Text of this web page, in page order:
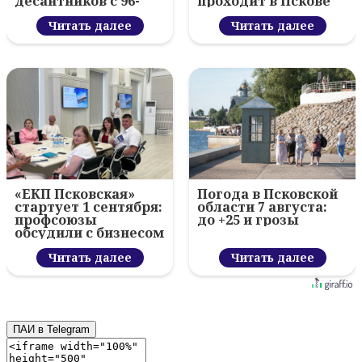
летием ВДВ и
вручил награды
Читать далее Читать далее
«ЕКП Псковская»
стартует 1 сентября:
профсоюзы
обсудили с бизнесом
новый цифровой
проектЧитать далее
Погода в Псковской
области 7 августа:
до +25 и грозы
Читать далее
ПАИ в Telegram